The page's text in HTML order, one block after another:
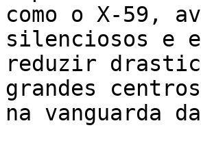
como o X-59,
silenciosos e
reduzir
grandes
na vanguarda